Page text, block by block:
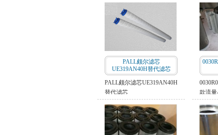
水，而不损害元产品的品
质。对于含大量水分的油
液，其分离效果尤为显著，
分离速度是传统速度的几倍
到几十倍。
的固
中，
固体
控制
系列
用滤
PALL颇尔滤芯
UE319AN40H替代滤芯
PALL颇尔滤芯UE319AN40H
替代滤芯
款流
设备